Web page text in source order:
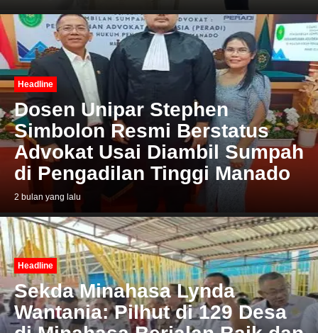
Headline
Dosen Unipar Stephen
Simbolon Resmi Berstatus
Advokat Usai Diambil Sumpah
di Pengadilan Tinggi Manado
2 bulan yang lalu
Headline
Sekda Minahasa Lynda
Wantania: Pilhut di 129 Desa